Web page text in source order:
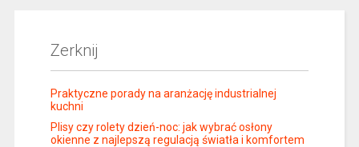
Zerknij
Praktyczne porady na aranżację industrialnej
kuchni
Plisy czy rolety dzień-noc: jak wybrać osłony
okienne z najlepszą regulacją światła i komfortem